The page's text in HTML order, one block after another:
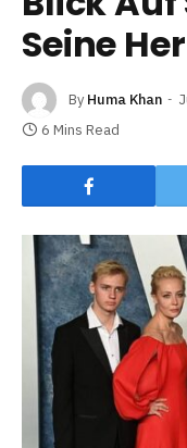
Seine
By Huma Khan
6 Mins Read